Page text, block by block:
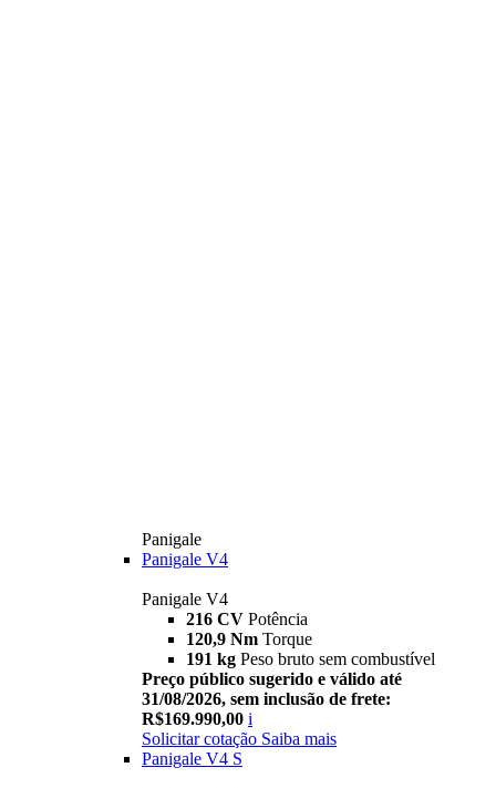
Panigale
Panigale V4
Panigale V4
216 CV Potência
120,9 Nm Torque
191 kg Peso bruto sem combustível
Preço público sugerido e válido até
31/08/2026, sem inclusão de frete:
R$169.990,00 i
Solicitar cotação Saiba mais
Panigale V4 S